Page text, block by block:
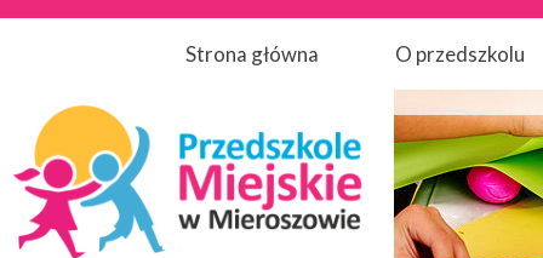
Strona główna O przedszkolu